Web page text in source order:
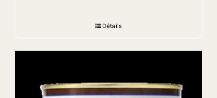
Détails